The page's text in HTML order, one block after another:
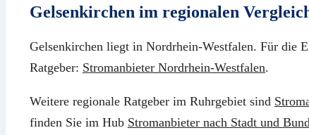
Gelsenkirchen im regionalen
Gelsenkirchen liegt in Nordrhein-Westfalen. Für die
Ratgeber: Stromanbieter Nordrhein-Westfalen.
Weitere regionale Ratgeber im Ruhrgebiet sind
finden Sie im Hub Stromanbieter nach Stadt und